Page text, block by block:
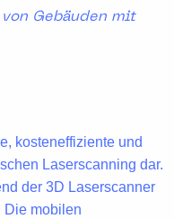
Gebäuden mit
kosteneffiziente und
Laserscanning dar.
der 3D Laserscanner
Die mobilen